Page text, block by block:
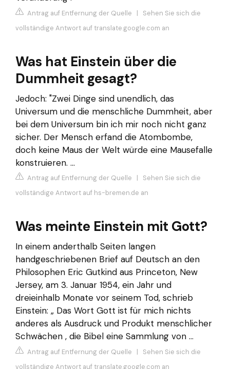
Antrag auf Entfernung der Quelle | Sehen Sie sich die
vollständige Antwort auf translate.google.com an
Was hat Einstein über die
Dummheit gesagt?
Jedoch: "Zwei Dinge sind unendlich, das
Universum und die menschliche Dummheit, aber
bei dem Universum bin ich mir noch nicht ganz
sicher. Der Mensch erfand die Atombombe,
doch keine Maus der Welt würde eine Mausefalle
konstruieren. ...
Antrag auf Entfernung der Quelle | Sehen Sie sich die
vollständige Antwort auf hs-bremen.de an
Was meinte Einstein mit Gott?
In einem anderthalb Seiten langen
handgeschriebenen Brief auf Deutsch an den
Philosophen Eric Gutkind aus Princeton, New
Jersey, am 3. Januar 1954, ein Jahr und
dreieinhalb Monate vor seinem Tod, schrieb
Einstein: „ Das Wort Gott ist für mich nichts
anderes als Ausdruck und Produkt menschlicher
Schwächen , die Bibel eine Sammlung von …
Antrag auf Entfernung der Quelle | Sehen Sie sich die
vollständige Antwort auf translate.google.com an